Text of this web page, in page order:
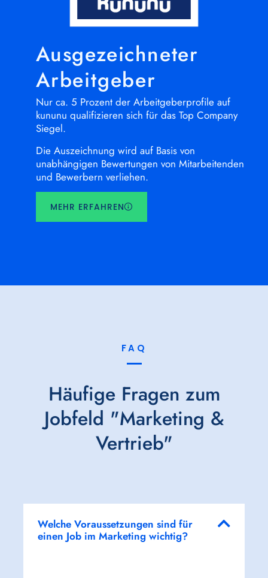
Ausgezeichneter
Arbeitgeber
Nur ca. 5 Prozent der Arbeitgeberprofile auf
kununu qualifizieren sich für das Top Company
Siegel.
Die Auszeichnung wird auf Basis von
unabhängigen Bewertungen von Mitarbeitenden
und Bewerbern verliehen.
MEHR ERFAHREN
FAQ
Häufige Fragen zum
Jobfeld "Marketing &
Vertrieb"
Welche Voraussetzungen sind für
einen Job im Marketing wichtig?